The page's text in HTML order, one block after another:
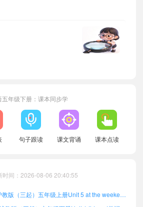
年级下册：课本同步学
句子跟读 课文背诵 课本点读
时间：2026-08-06 20:40:55
沪教版（三起）六年级上册Unit 6 holiday单词
教版（三起）三年级上册Unit 7 open day单词
沪教版（三起）五年级上册Unit 5 at the weekend单词